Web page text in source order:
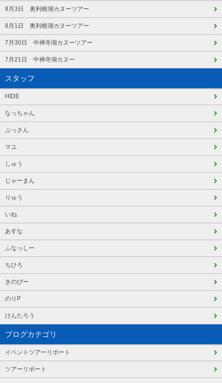
8月3日 奥利根湖カヌーツアー
8月1日 奥利根湖カヌーツアー
7月30日 中禅寺湖カヌーツアー
7月21日 中禅寺湖カヌー
スタッフ
HIDE
なっちゃん
ぶっさん
マユ
しゅう
じゃーまん
りゅう
いね
あすな
ふなっしー
ちひろ
きのぴー
のりP
けんたろう
ブログカテゴリ
イベントツアーリポート
ツアーリポート